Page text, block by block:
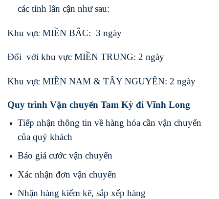
các tỉnh lân cận như sau:
Khu vực MIỀN BẮC: 3 ngày
Đối với khu vực MIỀN TRUNG: 2 ngày
Khu vực MIỀN NAM & TÂY NGUYÊN: 2 ngày
Quy trình Vận chuyển Tam Kỳ đi Vĩnh Long
Tiếp nhận thông tin về hàng hóa cần vận chuyển
của quý khách
Báo giá cước vận chuyển
Xác nhận đơn vận chuyển
Nhận hàng kiểm kê, sắp xếp hàng